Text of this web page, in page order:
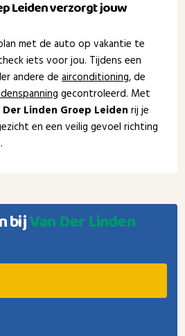
Leiden verzorgt jouw
met de auto op vakantie te
iets voor jou. Tijdens een
andere deairconditioning, de
gecontroleerd. Met
Der Linden Groep Leiden rij je
en een veilig gevoel richting
bijVan Der Linden